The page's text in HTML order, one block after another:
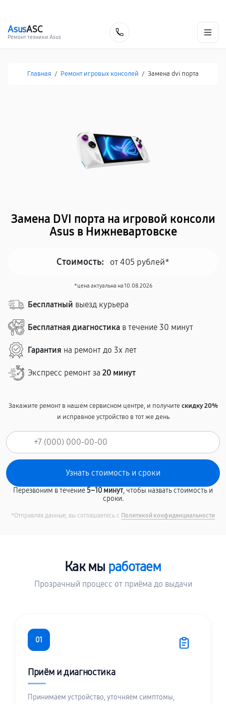
AsusASC
Ремонт техники Asus
Главная / Ремонт игровых консолей / Замена dvi порта
Замена DVI порта на игровой консоли
Asus в Нижневартовске
Стоимость: от 405 рублей*
*цена актуальна на 10.08.2026
Бесплатный выезд курьера
Бесплатная диагностика в течение 30 минут
Гарантия на ремонт до 3х лет
Экспресс ремонт за 20 минут
Закажите ремонт в нашем сервисном центре, и получитескидку 20%
и исправное устройство в тот же день
Перезвоним в течение5–10 минут, чтобы назвать стоимость и
сроки.
*Отправляя данные, вы соглашаетесь с Политикой конфиденциальности
Как мы работаем
Прозрачный процесс от приёма до выдачи
01
Приём и диагностика
Принимаем устройство, уточняем симптомы,